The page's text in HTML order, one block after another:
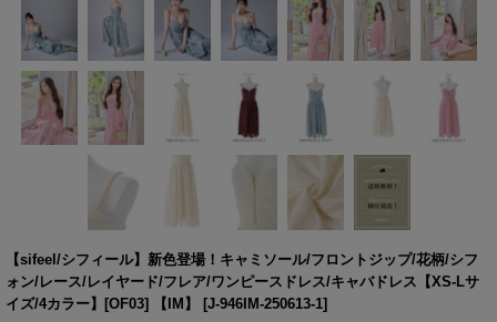
【sifeel/シフィール】新色登場！キャミソール/フロントジップ/花柄/シフ
ォン/レース/レイヤード/フレア/ワンピースドレス/キャバドレス【XS-Lサ
イズ/4カラー】[OF03] 【IM】
[J-946IM-250613-1]